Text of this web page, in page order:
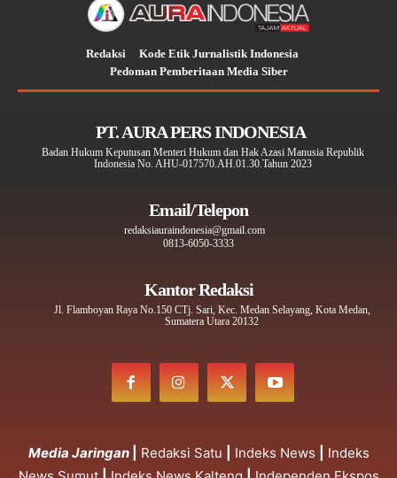
Redaksi
Kode Etik Jurnalistik Indonesia
Pedoman Pemberitaan Media Siber
PT. AURA PERS INDONESIA
Badan Hukum Keputusan Menteri Hukum dan Hak Azasi Manusia Republik
Indonesia No. AHU-017570.AH.01.30.Tahun 2023
Email/Telepon
redaksiauraindonesia@gmail.com
0813-6050-3333
Kantor Redaksi
Jl. Flamboyan Raya No.150 CTj. Sari, Kec. Medan Selayang, Kota Medan,
Sumatera Utara 20132
Media Jaringan Redaksi Satu Indeks News
Indeks